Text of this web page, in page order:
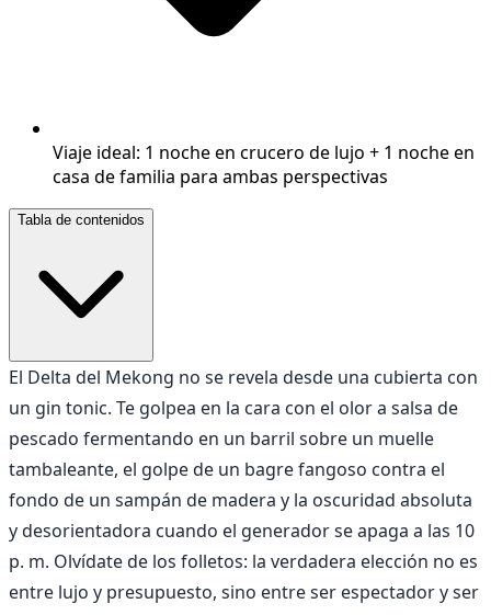
Viaje ideal: 1 noche en crucero de lujo + 1 noche en
casa de familia para ambas perspectivas
Tabla de contenidos
El Delta del Mekong no se revela desde una cubierta con
un gin tonic. Te golpea en la cara con el olor a salsa de
pescado fermentando en un barril sobre un muelle
tambaleante, el golpe de un bagre fangoso contra el
fondo de un sampán de madera y la oscuridad absoluta
y desorientadora cuando el generador se apaga a las 10
p. m. Olvídate de los folletos: la verdadera elección no es
entre lujo y presupuesto, sino entre ser espectador y ser